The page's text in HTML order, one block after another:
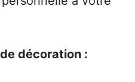
décoration :